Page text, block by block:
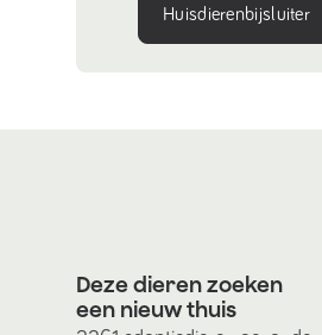
Huisdierenbijsluiter
Deze dieren zoeken
een nieuw thuis